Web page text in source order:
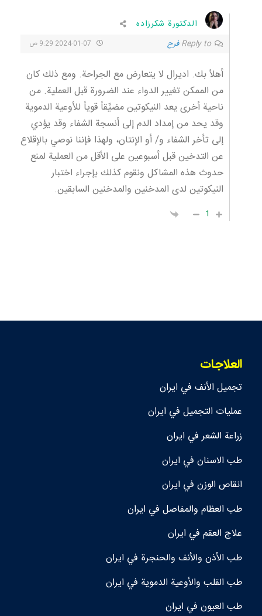
الدكتورة شكرزاده
Reply to فرح
أهلاً بك. اديرال لا يتعارض مع الجراحة. ومع ذلك كان
من الممكن تغيير الدواء عند الضرورة قبل العملية. من
ناحية أخرى يعد النيكوتين مضيِّقاً قوياً للأوعية الدموية
وقد يحد من إمداد الدم إلى أنسجة الشفاء وقد يؤدي
إلى تأخر الشفاء و/ أو الإنتان، ولهذا فإننا نوصي بالإقلاع
عن التدخين قبل أسبوعين على الأقل من العملية لمنع
حدوث هذه المشاكل ونقوم كذلك بإجراء اختبار
النيكوتين لدى المدخنين والمدخنين السابقين.
1
العلاجات
تجمیل الأنف في ايران
عمليات التجميل في ايران
زراعة الشعر في ايران
طب الاسنان في ايران
انقاص الوزن في ايران
طب العظام والمفاصل في ايران
علاج العقم في ايران
طب الأذن والأنف والحنجرة في ايران
طب القلب والأوعية الدموية في ايران
طب العيون في ايران